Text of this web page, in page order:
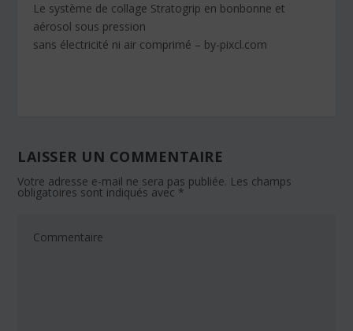
Le système de collage Stratogrip en bonbonne et
aérosol sous pression
sans électricité ni air comprimé – by-pixcl.com
LAISSER UN COMMENTAIRE
Votre adresse e-mail ne sera pas publiée. Les champs
obligatoires sont indiqués avec *